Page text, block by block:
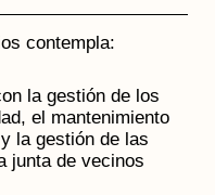
contempla:
la gestión de los
el mantenimiento
la gestión de las
junta de vecinos